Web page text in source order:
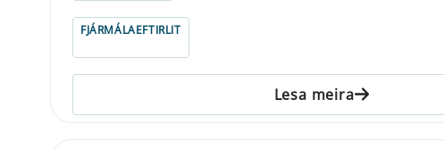
FJÁRMÁLAEFTIRLIT
Lesa meira